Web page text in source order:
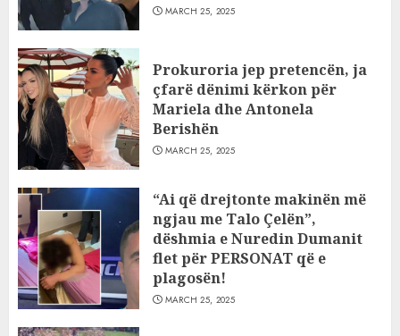
MARCH 25, 2025
Prokuroria jep pretencën, ja
çfarë dënimi kërkon për
Mariela dhe Antonela
Berishën
MARCH 25, 2025
“Ai që drejtonte makinën më
ngjau me Talo Çelën”,
dëshmia e Nuredin Dumanit
flet për PERSONAT që e
plagosën!
MARCH 25, 2025